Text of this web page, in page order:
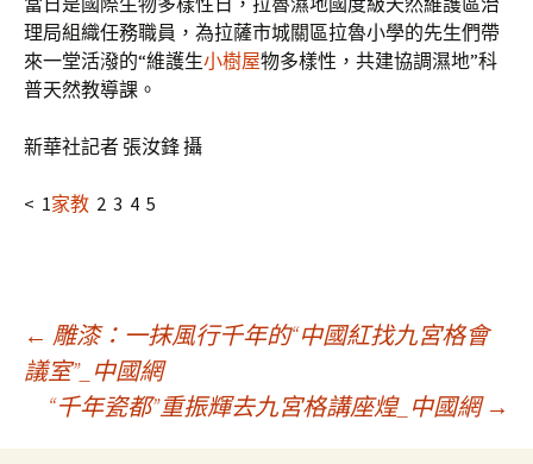
理局組織任務職員，為拉薩市城關區拉魯小學的先生們帶
來一堂活潑的“維護生小樹屋物多樣性，共建協調濕地”科
普天然教導課。
新華社記者 張汝鋒 攝
< 1家教 2 3 4 5
文
章
← 雕漆：一抹風行千年的“中國紅找九宮格會
議室”_中國網
“千年瓷都”重振輝去九宮格講座煌_中國網 →